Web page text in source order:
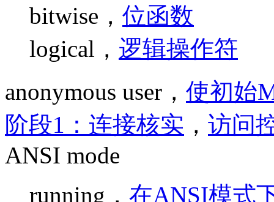
bitwise， 位函数
logical， 逻辑操作符
anonymous user， 使初始
阶段1：连接核实 ， 访问
ANSI mode
running， 在ANSI模式